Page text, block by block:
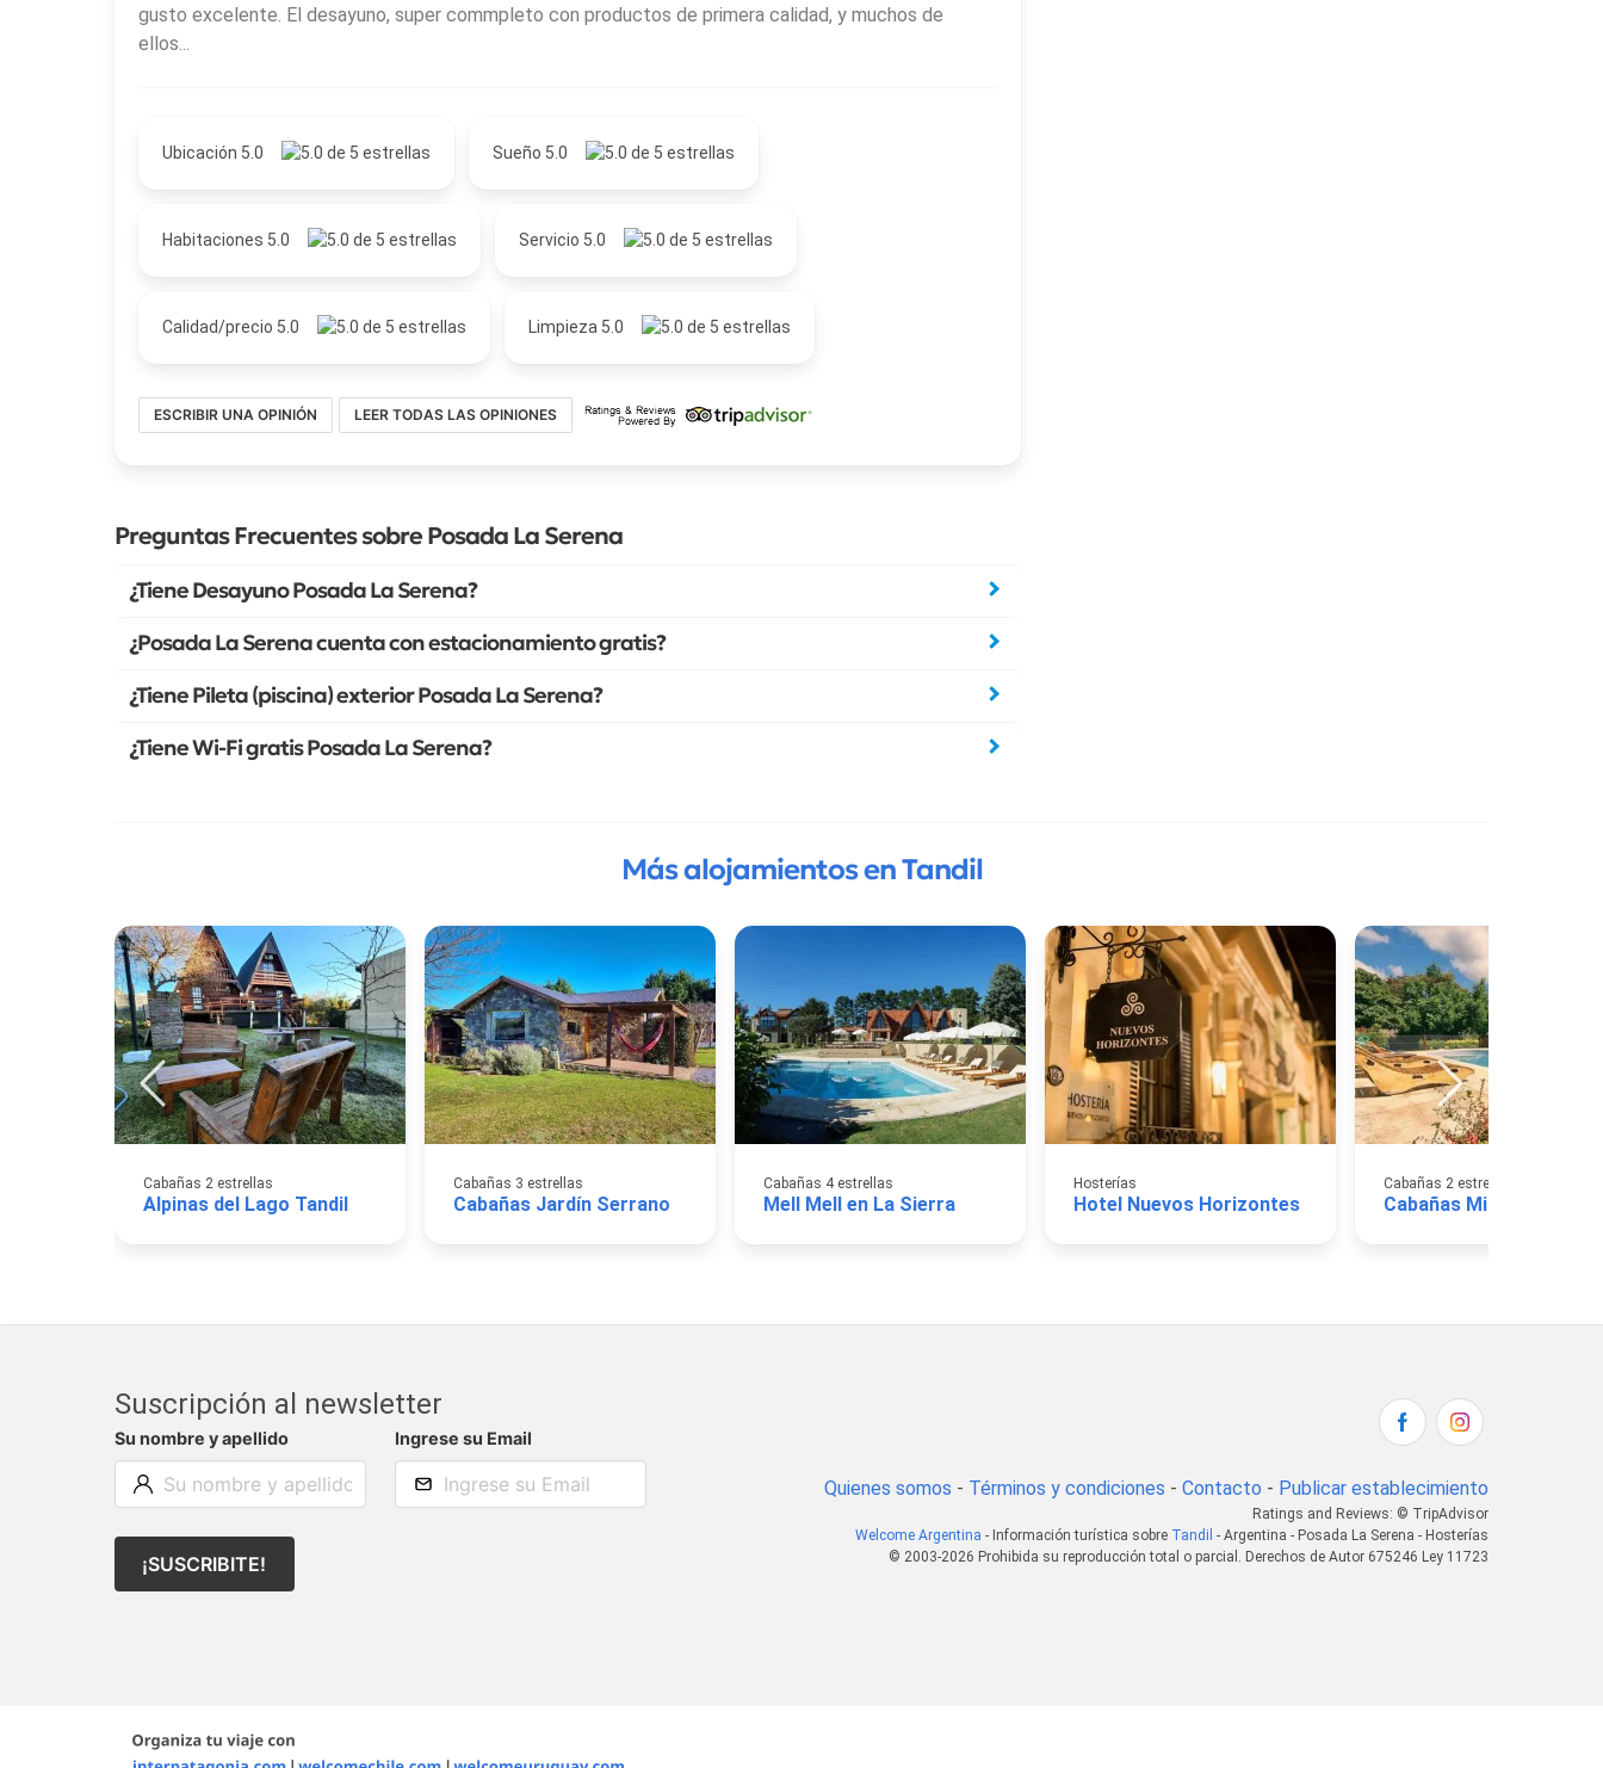
gusto excelente. El desayuno, super commpleto con productos de primera calidad, y muchos de
ellos...
Ubicación 5.0 Sueño 5.0
Habitaciones 5.0 Servicio 5.0
Calidad/precio 5.0 Limpieza 5.0
ESCRIBIR UNA OPINIÓN LEER TODAS LAS OPINIONES
Preguntas Frecuentes sobre Posada La Serena
¿Tiene Desayuno Posada La Serena?
¿Posada La Serena cuenta con estacionamiento gratis?
¿Tiene Pileta (piscina) exterior Posada La Serena?
¿Tiene Wi-Fi gratis Posada La Serena?
Más alojamientos en Tandil
Cabañas 2 estrellas
Alpinas del Lago Tandil
Cabañas 3 estrellas
Cabañas Jardín Serrano
Cabañas 4 estrellas
Mell Mell en La Sierra
Hosterías
Hotel Nuevos Horizontes
Cabañas 2 estrellas
Suscripción al newsletter
Su nombre y apellido Ingrese su Email
¡SUSCRIBITE!
Quienes somos - Términos y condiciones - Contacto - Publicar establecimiento
Ratings and Reviews: © TripAdvisor
Welcome Argentina - Información turística sobre Tandil - Argentina - Posada La Serena - Hosterías
© 2003-2026 Prohibida su reproducción total o parcial. Derechos de Autor 675246 Ley 11723